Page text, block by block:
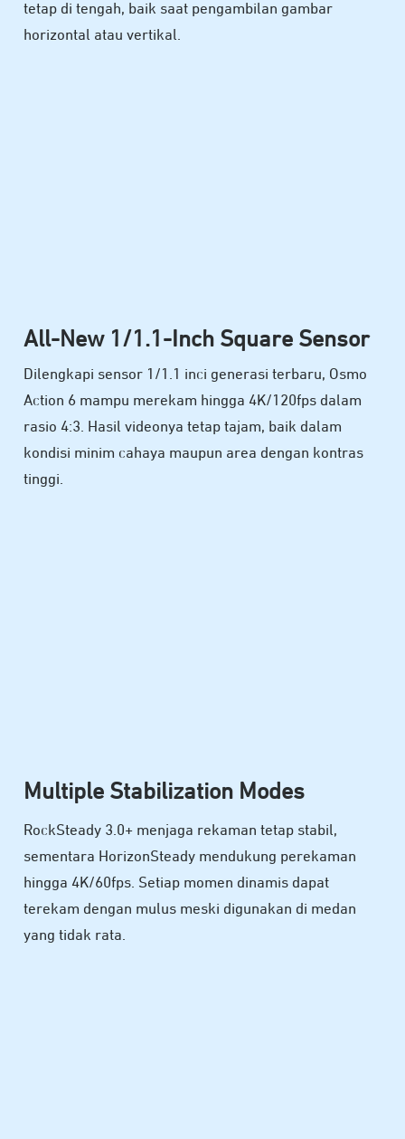
tetap di tengah, baik saat pengambilan gambar
horizontal atau vertikal.
All-New 1/1.1-Inch Square Sensor
Dilengkapi sensor 1/1.1 inci generasi terbaru, Osmo
Action 6 mampu merekam hingga 4K/120fps dalam
rasio 4:3. Hasil videonya tetap tajam, baik dalam
kondisi minim cahaya maupun area dengan kontras
tinggi.
Multiple Stabilization Modes
RockSteady 3.0+ menjaga rekaman tetap stabil,
sementara HorizonSteady mendukung perekaman
hingga 4K/60fps. Setiap momen dinamis dapat
terekam dengan mulus meski digunakan di medan
yang tidak rata.